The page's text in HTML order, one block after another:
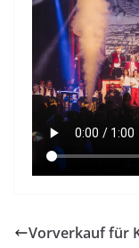
Vorverkauf für